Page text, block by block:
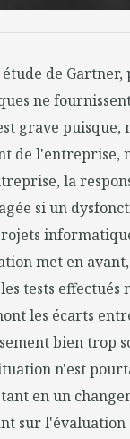
de
ne
grave puisque,
de l'entreprise,
la
si un
met en
tests effectués
les écarts
bien trop
n'est
en un
sur